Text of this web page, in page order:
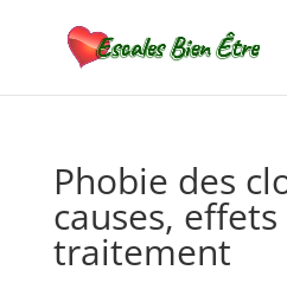
Phobie des
causes,
traitement